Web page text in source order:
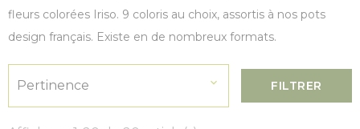
fleurs colorées Iriso. 9 coloris au choix, assortis à nos pots
design français. Existe en de nombreux formats.
Pertinence  FILTRER